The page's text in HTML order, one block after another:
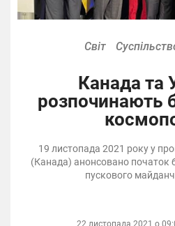
Світ
Канада та
розпочинають
19 листопада 2021 року у
(Канада) анонсовано початок
пускового
22 листопада 2021 о